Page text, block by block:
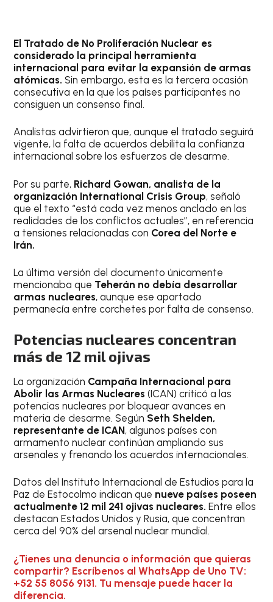
El Tratado de No Proliferación Nuclear es
considerado la principal herramienta
internacional para evitar la expansión de armas
atómicas. Sin embargo, esta es la tercera ocasión
consecutiva en la que los países participantes no
consiguen un consenso final.
Analistas advirtieron que, aunque el tratado seguirá
vigente, la falta de acuerdos debilita la confianza
internacional sobre los esfuerzos de desarme.
Por su parte, Richard Gowan, analista de la
organización International Crisis Group, señaló
que el texto “está cada vez menos anclado en las
realidades de los conflictos actuales”, en referencia
a tensiones relacionadas con Corea del Norte e
Irán.
La última versión del documento únicamente
mencionaba que Teherán no debía desarrollar
armas nucleares, aunque ese apartado
permanecía entre corchetes por falta de consenso.
Potencias nucleares concentran
más de 12 mil ojivas
La organización Campaña Internacional para
Abolir las Armas Nucleares (ICAN) criticó a las
potencias nucleares por bloquear avances en
materia de desarme. Según Seth Shelden,
representante de ICAN, algunos países con
armamento nuclear continúan ampliando sus
arsenales y frenando los acuerdos internacionales.
Datos del Instituto Internacional de Estudios para la
Paz de Estocolmo indican que nueve países poseen
actualmente 12 mil 241 ojivas nucleares. Entre ellos
destacan Estados Unidos y Rusia, que concentran
cerca del 90% del arsenal nuclear mundial.
¿Tienes una denuncia o información que quieras
compartir? Escríbenos al WhatsApp de Uno TV:
+52 55 8056 9131. Tu mensaje puede hacer la
diferencia.